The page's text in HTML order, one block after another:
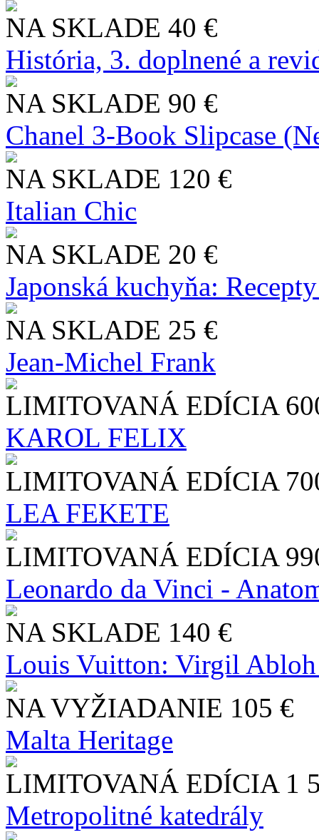
NA SKLADE 40 €
História, 3. doplnené a
NA SKLADE 90 €
Chanel 3-Book Slipcase
NA SKLADE 120 €
Italian Chic
NA SKLADE 20 €
Japonská kuchyňa:
NA SKLADE 25 €
Jean-Michel Frank
LIMITOVANÁ EDÍCIA
KAROL FELIX
LIMITOVANÁ EDÍCIA
LEA FEKETE
LIMITOVANÁ EDÍCIA
Leonardo da Vinci -
NA SKLADE 140 €
Louis Vuitton: Virgil
NA VYŽIADANIE 105 €
Malta Heritage
LIMITOVANÁ EDÍCIA 1
Metropolitné katedrály